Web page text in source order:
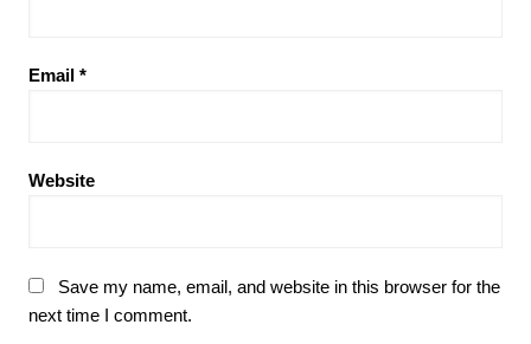
Email *
Website
Save my name, email, and website in this browser for the
next time I comment.